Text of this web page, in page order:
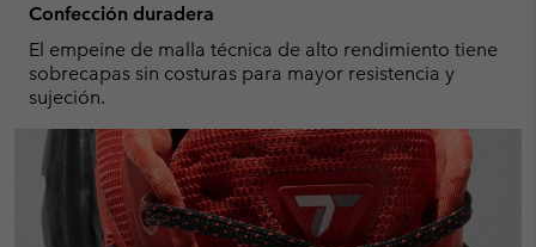
Confección duradera
El empeine de malla técnica de alto rendimiento tiene
sobrecapas sin costuras para mayor resistencia y
sujeción.